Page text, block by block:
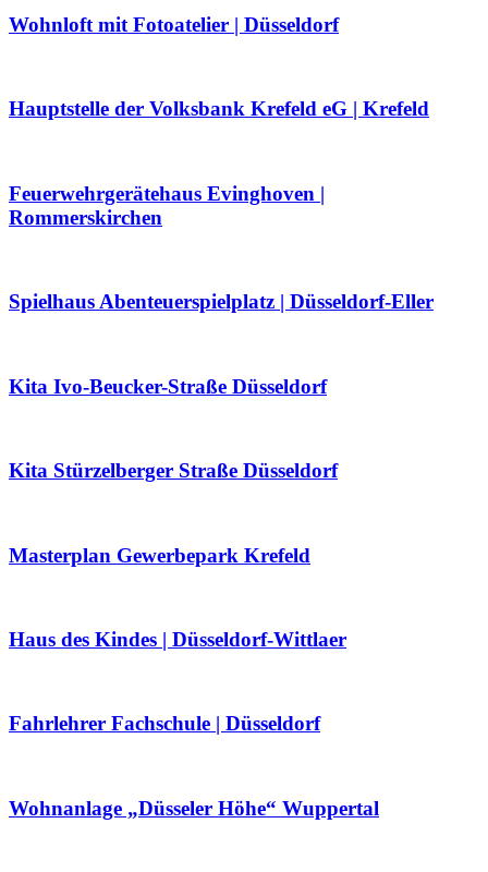
Wohnloft mit Fotoatelier | Düsseldorf
Hauptstelle der Volksbank Krefeld eG | Krefeld
Feuerwehrgerätehaus Evinghoven |
Rommerskirchen
Spielhaus Abenteuerspielplatz | Düsseldorf-Eller
Kita Ivo-Beucker-Straße Düsseldorf
Kita Stürzelberger Straße Düsseldorf
Masterplan Gewerbepark Krefeld
Haus des Kindes | Düsseldorf-Wittlaer
Fahrlehrer Fachschule | Düsseldorf
Wohnanlage „Düsseler Höhe“ Wuppertal